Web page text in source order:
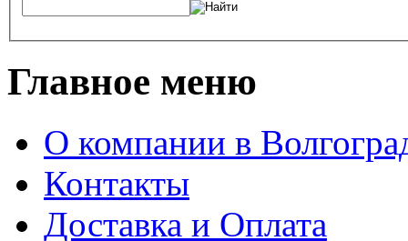
Главное меню
О компании в
Контакты
Доставка и Оплата